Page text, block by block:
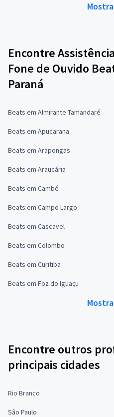
Encontre
Fone de Ouvido
Paraná
Beats em Almirante Tamandaré
Beats em Apucarana
Beats em Arapongas
Beats em Araucária
Beats em Cambé
Beats em Campo Largo
Beats em Cascavel
Beats em Colombo
Beats em Curitiba
Beats em Foz do Iguaçu
Encontre outros
principais cidades
Rio Branco
São Paulo